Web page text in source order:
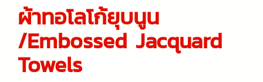
ผ้าทอโลโก้ยุบนูน
/Embossed Jacquard
Towels